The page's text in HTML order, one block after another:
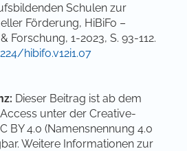
Schulen zur
Förderung, HiBiFo –
Forschung, 1-2023, S. 93-112.
hibifo.v12i1.07
Dieser Beitrag ist ab dem
unter der Creative-
BY 4.0 (Namensnennung 4.0
Weitere Informationen zur